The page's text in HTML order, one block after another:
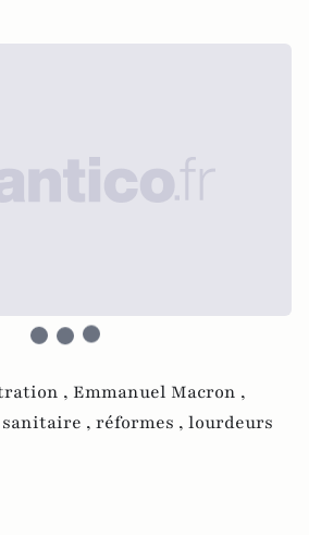
, Emmanuel Macron ,
, réformes , lourdeurs